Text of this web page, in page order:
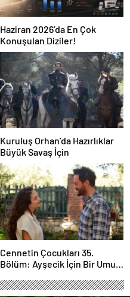
Haziran 2026’da En Çok
Konuşulan Diziler!
Kuruluş Orhan’da Hazırlıklar
Büyük Savaş İçin
Cennetin Çocukları 35.
Bölüm: Ayşecik İçin Bir Umut